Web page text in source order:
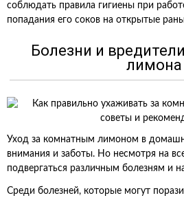
соблюдать правила гигиены при
попадания его соков на открытые
Болезни и
лимона
Уход за комнатным лимоном в
внимания и заботы. Но несмотря на
подвергаться различным болезням и
Среди болезней, которые могут